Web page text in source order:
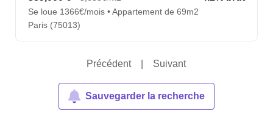
Se loue 1366€/mois • Appartement de 69m2
Paris (75013)
Précédent Suivant
Sauvegarder la recherche